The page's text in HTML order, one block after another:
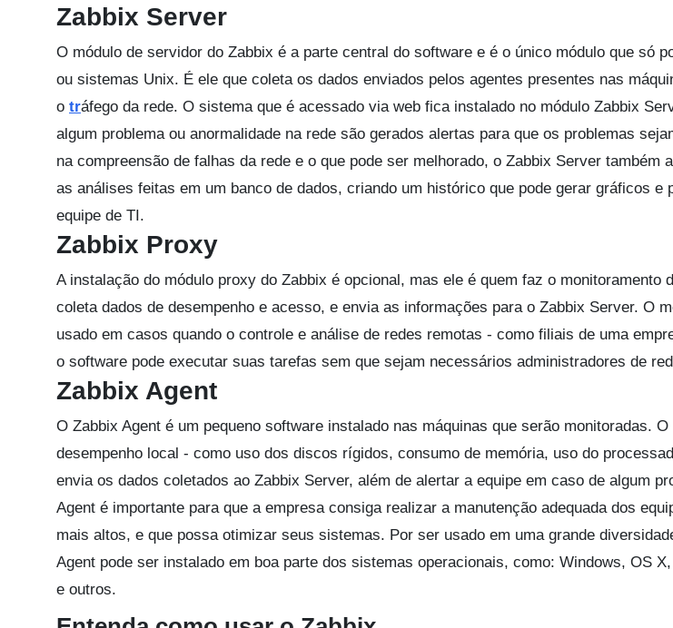
Zabbix Server
O módulo de servidor do Zabbix é a parte central do software e é o único módulo que só
ou sistemas Unix. É ele que coleta os dados enviados pelos agentes presentes nas
o tráfego da rede. O sistema que é acessado via web fica instalado no módulo Zabbix
algum problema ou anormalidade na rede são gerados alertas para que os problemas
na compreensão de falhas da rede e o que pode ser melhorado, o Zabbix Server também
as análises feitas em um banco de dados, criando um histórico que pode gerar gráficos e
equipe de TI.
Zabbix Proxy
A instalação do módulo proxy do Zabbix é opcional, mas ele é quem faz o monitoramento
coleta dados de desempenho e acesso, e envia as informações para o Zabbix Server. O
usado em casos quando o controle e análise de redes remotas - como filiais de uma
o software pode executar suas tarefas sem que sejam necessários administradores de
Zabbix Agent
O Zabbix Agent é um pequeno software instalado nas máquinas que serão monitoradas.
desempenho local - como uso dos discos rígidos, consumo de memória, uso do
envia os dados coletados ao Zabbix Server, além de alertar a equipe em caso de algum
Agent é importante para que a empresa consiga realizar a manutenção adequada dos
mais altos, e que possa otimizar seus sistemas. Por ser usado em uma grande
Agent pode ser instalado em boa parte dos sistemas operacionais, como: Windows, OS
e outros.